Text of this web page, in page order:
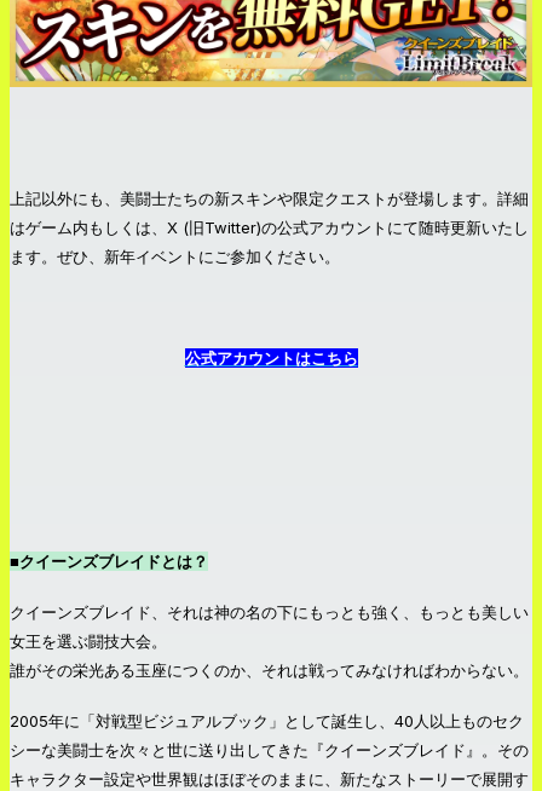
上記以外にも、美闘士たちの新スキンや限定クエストが登場します。詳細
はゲーム内もしくは、X (旧Twitter)の公式アカウントにて随時更新いたし
ます。ぜひ、新年イベントにご参加ください。
公式アカウントはこちら
■クイーンズブレイドとは？
クイーンズブレイド、それは神の名の下にもっとも強く、もっとも美しい
女王を選ぶ闘技大会。
誰がその栄光ある玉座につくのか、それは戦ってみなければわからない。
2005年に「対戦型ビジュアルブック」として誕生し、40人以上ものセク
シーな美闘士を次々と世に送り出してきた『クイーンズブレイド』。その
キャラクター設定や世界観はほぼそのままに、新たなストーリーで展開す